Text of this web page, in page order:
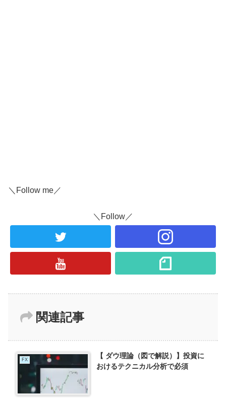
＼Follow me／
＼Follow／
関連記事
FX
【 ダウ理論（図で解説）】投資に
おけるテクニカル分析で必須